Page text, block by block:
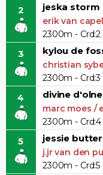
2 jeska storm
erik van
2300m - Crd:2
3 kylou de
christian
2300m - Crd:3
4 divine d'olne
marc moes /
2300m - Crd:4
5 jessie
j.jr van den
2300m - Crd:5